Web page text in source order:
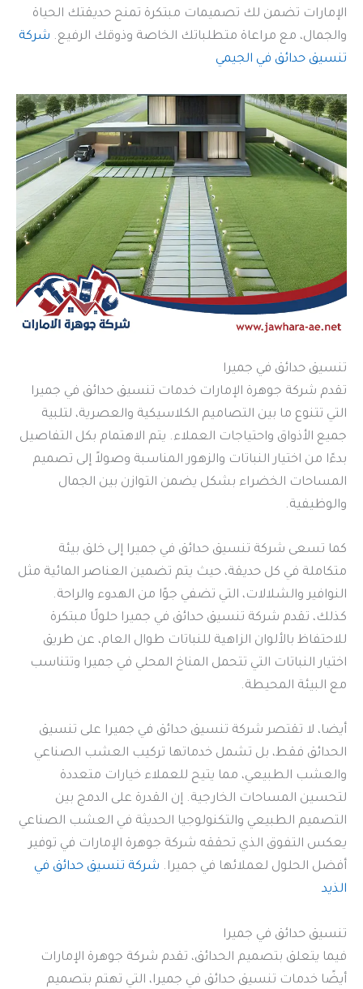
الإمارات تضمن لك تصميمات مبتكرة تمنح حديقتك الحياة
والجمال، مع مراعاة متطلباتك الخاصة وذوقك الرفيع. شركة
تنسيق حدائق في الجيمي
تنسيق حدائق في جميرا
تقدم شركة جوهرة الإمارات خدمات تنسيق حدائق في جميرا
التي تتنوع ما بين التصاميم الكلاسيكية والعصرية، لتلبية
جميع الأذواق واحتياجات العملاء. يتم الاهتمام بكل التفاصيل
بدءًا من اختيار النباتات والزهور المناسبة وصولاً إلى تصميم
المساحات الخضراء بشكل يضمن التوازن بين الجمال
والوظيفية.
كما تسعى شركة تنسيق حدائق في جميرا إلى خلق بيئة
متكاملة في كل حديقة، حيث يتم تضمين العناصر المائية مثل
النوافير والشلالات، التي تضفي جوًا من الهدوء والراحة.
كذلك، تقدم شركة تنسيق حدائق في جميرا حلولًا مبتكرة
للاحتفاظ بالألوان الزاهية للنباتات طوال العام، عن طريق
اختيار النباتات التي تتحمل المناخ المحلي في جميرا وتتناسب
مع البيئة المحيطة.
أيضا، لا تقتصر شركة تنسيق حدائق في جميرا على تنسيق
الحدائق فقط، بل تشمل خدماتها تركيب العشب الصناعي
والعشب الطبيعي، مما يتيح للعملاء خيارات متعددة
لتحسين المساحات الخارجية. إن القدرة على الدمج بين
التصميم الطبيعي والتكنولوجيا الحديثة في العشب الصناعي
يعكس التفوق الذي تحققه شركة جوهرة الإمارات في توفير
أفضل الحلول لعملائها في جميرا. شركة تنسيق حدائق في
الذيد
تنسيق حدائق في جميرا
فيما يتعلق بتصميم الحدائق، تقدم شركة جوهرة الإمارات
أيضًا خدمات تنسيق حدائق في جميرا، التي تهتم بتصميم